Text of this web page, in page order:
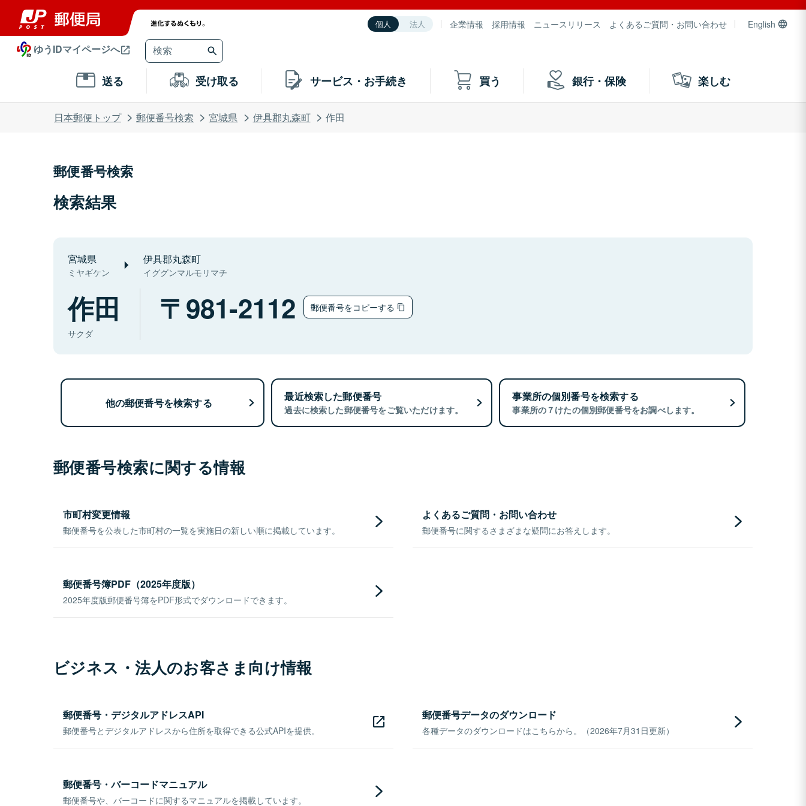
個人 法人 企業情報 採用情報 ニュースリリース よくあるご質問・お問い合わせ English
ゆうIDマイページへ
送る 受け取る サービス・お手続き 買う 銀行・保険 楽しむ
日本郵便トップ 郵便番号検索 宮城県 伊具郡丸森町 作田
郵便番号検索
検索結果
宮城県
ミヤギケン
伊具郡丸森町
イググンマルモリマチ
作田
サクダ
981-2112 郵便番号をコピーする
他の郵便番号を検索する 最近検索した郵便番号
過去に検索した郵便番号をご覧いただけます。
事業所の個別番号を検索する
事業所の７けたの個別郵便番号をお調べします。
郵便番号検索に関する情報
市町村変更情報
郵便番号を公表した市町村の一覧を実施日の新しい順に掲載しています。
よくあるご質問・お問い合わせ
郵便番号に関するさまざまな疑問にお答えします。
郵便番号簿PDF（2025年度版）
2025年度版郵便番号簿をPDF形式でダウンロードできます。
ビジネス・法人のお客さま向け情報
郵便番号・デジタルアドレスAPI
郵便番号とデジタルアドレスから住所を取得できる公式APIを提供。
郵便番号データのダウンロード
各種データのダウンロードはこちらから。（2026年7月31日更新）
郵便番号・バーコードマニュアル
郵便番号や、バーコードに関するマニュアルを掲載しています。